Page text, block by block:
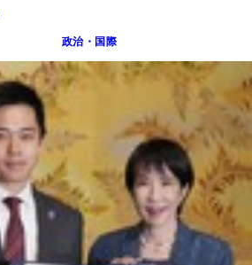
政治・国際